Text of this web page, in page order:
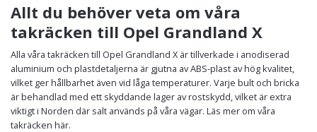
Allt du behöver veta om våra
takräcken till Opel Grandland X
Alla våra takräcken till Opel Grandland X är tillverkade i anodiserad
aluminium och plastdetaljerna är gjutna av ABS-plast av hög kvalitet,
vilket ger hållbarhet även vid låga temperaturer. Varje bult och bricka
är behandlad med ett skyddande lager av rostskydd, vilket är extra
viktigt i Norden där salt används på våra vägar. Läs mer om våra
takräcken här.